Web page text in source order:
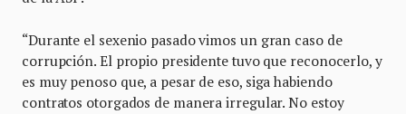
“Durante el sexenio pasado vimos un gran caso de
corrupción. El propio presidente tuvo que reconocerlo, y
es muy penoso que, a pesar de eso, siga habiendo
contratos otorgados de manera irregular. No estoy